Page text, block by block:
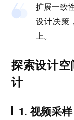
扩展一致
设计决策
上。
探索设计
计
1. 视频采样